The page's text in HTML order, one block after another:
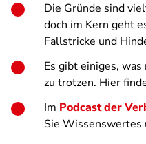
Die Gründe sind
doch im Kern geht
Fallstricke und
Es gibt einiges,
zu trotzen. Hier
Im Podcast der
Sie Wissenswertes